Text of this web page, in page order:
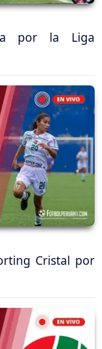
por la Liga
Cristal por